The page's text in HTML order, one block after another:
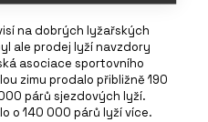
na dobrých lyžařských
ale prodej lyží navzdory
asociace sportovního
zimu prodalo přibližně 190
párů sjezdových lyží.
o 140 000 párů lyží více.